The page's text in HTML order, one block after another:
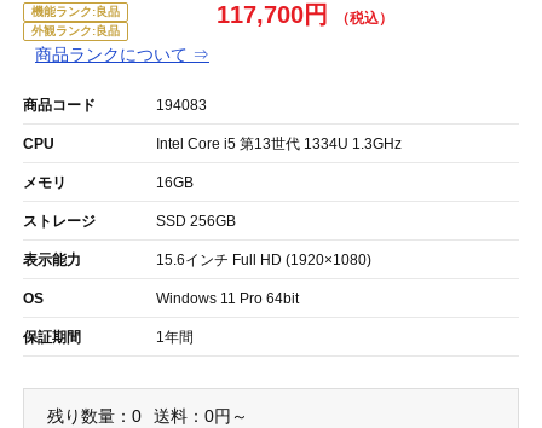
機能ランク:良品
外観ランク:良品
商品ランクについて ⇒
117,700円
商品コード 194083
CPU Intel Core i5 第13世代 1334U 1.3GHz
メモリ 16GB
ストレージ SSD 256GB
表示能力 15.6インチ Full HD (1920×1080)
OS Windows 11 Pro 64bit
保証期間 1年間
残り数量：0 送料：0円～